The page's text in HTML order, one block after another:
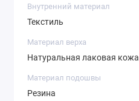
Внутренний материал
Текстиль
Материал верха
Натуральная лаковая кожа
Материал подошвы
Резина